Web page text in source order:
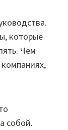
которые
Чем
собой.